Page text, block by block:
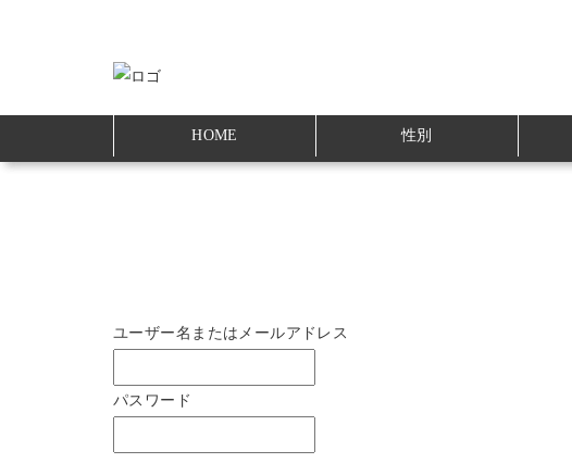
HOME 性別
ユーザー名またはメールアドレス
パスワード